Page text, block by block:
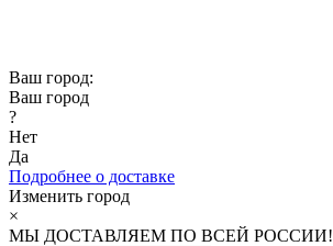
Ваш город:
Ваш город
?
Нет
Да
Подробнее о доставке
Изменить город
×
МЫ ДОСТАВЛЯЕМ ПО ВСЕЙ РОССИИ!